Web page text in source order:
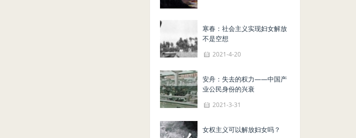
寒春：社会主义实现妇女解放
不是空想
2021-4-20
安舟：失去的权力——中国产
业公民身份的兴衰
2021-3-31
女权主义可以解放妇女吗？